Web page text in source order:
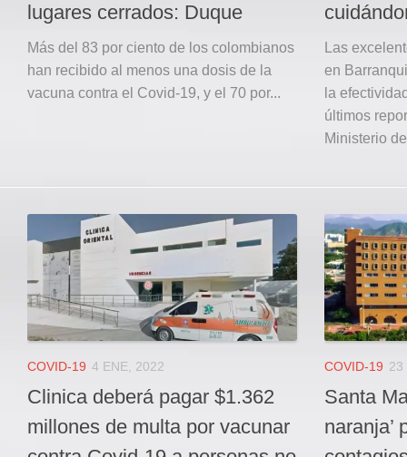
lugares cerrados: Duque
Más del 83 por ciento de los colombianos
han recibido al menos una dosis de la
vacuna contra el Covid-19, y el 70 por...
Las
en
la
últimos
Ministerio
COVID-19 4 ENE, 2022
Clinica deberá pagar $1.362
millones de multa por vacunar
COVID-19 23
Santa
naranja’